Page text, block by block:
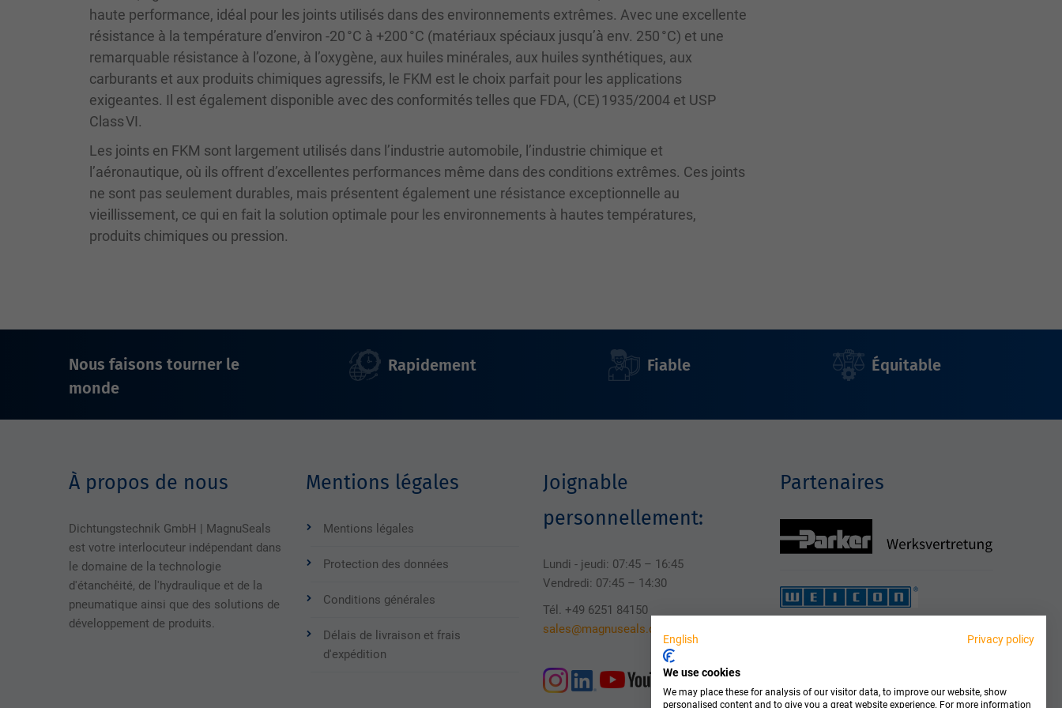
haute performance, idéal pour les joints utilisés dans des environnements extrêmes. Avec une excellente
résistance à la température d’environ -20 °C à +200 °C (matériaux spéciaux jusqu’à env. 250 °C) et une
remarquable résistance à l’ozone, à l’oxygène, aux huiles minérales, aux huiles synthétiques, aux
carburants et aux produits chimiques agressifs, le FKM est le choix parfait pour les applications
exigeantes. Il est également disponible avec des conformités telles que FDA, (CE) 1935/2004 et USP
Class VI.
Les joints en FKM sont largement utilisés dans l’industrie automobile, l’industrie chimique et
l’aéronautique, où ils offrent d’excellentes performances même dans des conditions extrêmes. Ces joints
ne sont pas seulement durables, mais présentent également une résistance exceptionnelle au
vieillissement, ce qui en fait la solution optimale pour les environnements à hautes températures,
produits chimiques ou pression.
Nous faisons tourner le
monde
Rapidement Fiable Équitable
À propos de nous
Dichtungstechnik GmbH | MagnuSeals
est votre interlocuteur indépendant dans
le domaine de la technologie
d'étanchéité, de l'hydraulique et de la
pneumatique ainsi que des solutions de
développement de produits.
Mentions légales
Mentions légales
Protection des données
Conditions générales
Délais de livraison et frais
d'expédition
Joignable
personnellement:
Lundi - jeudi: 07:45 – 16:45
Vendredi: 07:45 – 14:30
Tél. +49 6251 84150
sales@magnuseals.com
Partenaires
English Privacy policy
We use cookies
We may place these for analysis of our visitor data, to improve our website, show
personalised content and to give you a great website experience. For more information